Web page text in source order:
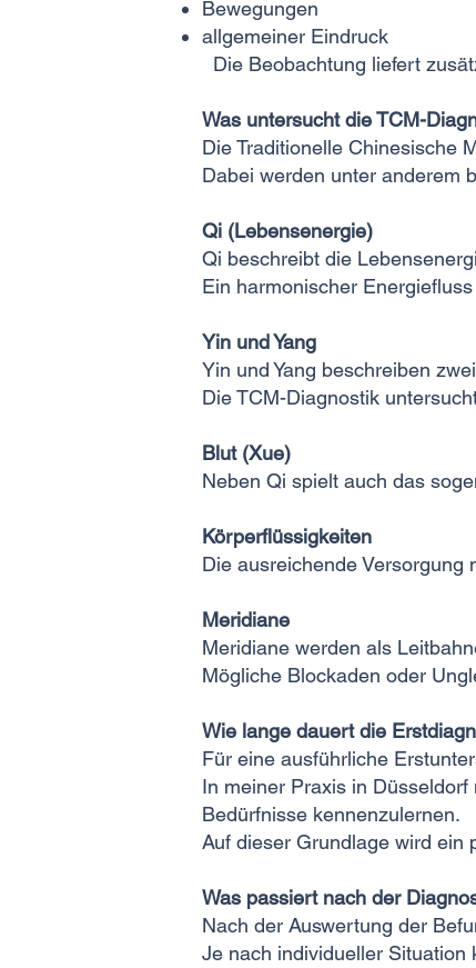
Bewegungen
allgemeiner Eindruck
Die Beobachtung liefert
Was untersucht die TCM-
Die Traditionelle Chinesische
Dabei werden unter anderem
Qi (Lebensenergie)
Qi beschreibt die
Ein harmonischer
Yin und Yang
Yin und Yang beschreiben
Die TCM-Diagnostik
Blut (Xue)
Neben Qi spielt auch das
Körperflüssigkeiten
Die ausreichende Versorgung
Meridiane
Meridiane werden als
Mögliche Blockaden oder
Wie lange dauert die
Für eine ausführliche
In meiner Praxis in
Bedürfnisse kennenzulernen.
Auf dieser Grundlage wird ein
Was passiert nach der
Nach der Auswertung der
Je nach individueller Situation